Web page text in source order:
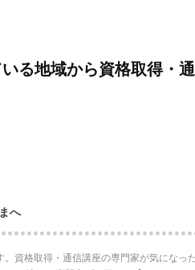
る地域から資格取得・
へ
資格取得・通信講座の専門家が気になっ